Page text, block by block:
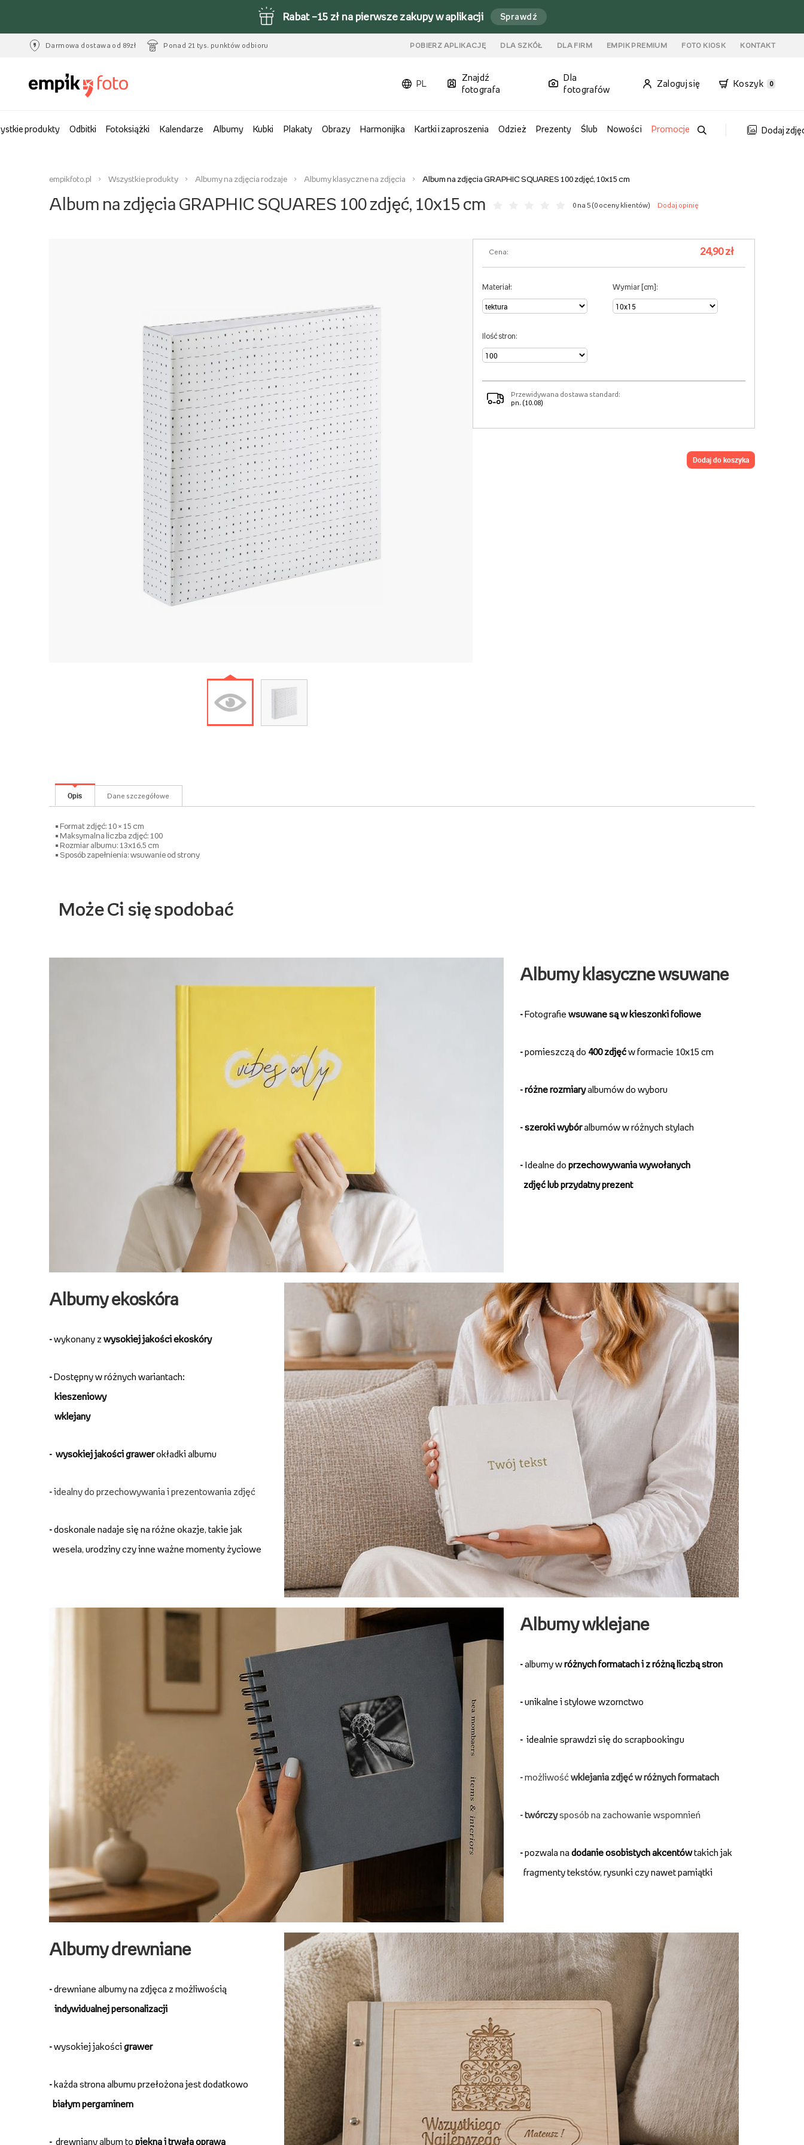
Rabat –15 zł na pierwsze zakupy w aplikacji Sprawdź
Darmowa dostawa od 89zł Ponad 21 tys. punktów odbioru POBIERZ APLIKACJĘ DLA SZKÓŁ DLA FIRM EMPIK PREMIUM FOTO KIOSK KONTAKT
PL
Znajdź
fotografa
Dla
fotografów
Zaloguj się Koszyk 0
produkty Odbitki Fotoksiążki Kalendarze Albumy Kubki Plakaty Obrazy Harmonijka Kartki i zaproszenia Odzież Prezenty Ślub Nowości Promocje Dodaj
empikfoto.pl Wszystkie produkty Albumy na zdjęcia rodzaje Albumy klasyczne na zdjęcia Album na zdjęcia GRAPHIC SQUARES 100 zdjęć, 10x15 cm
Album na zdjęcia GRAPHIC SQUARES 100 zdjęć, 10x15 cm 0 na 5 (0 oceny klientów) Dodaj opinię
Cena: 24,90 zł
Materiał: Wymiar [cm]:
Ilość stron:
Przewidywana dostawa standard:
pn. (10.08)
dodaj do koszyka
Opis Dane szczegółowe
• Format zdjęć: 10 × 15 cm
• Maksymalna liczba zdjęć: 100
• Rozmiar albumu: 13x16,5 cm
• Sposób zapełnienia: wsuwanie od strony
Może Ci się spodobać
Albumy klasyczne wsuwane
-Fotografie wsuwane są w kieszonki foliowe
-pomieszczą do 400 zdjęćw formacie 10x15 cm
- różne rozmiaryalbumów do wyboru
- szeroki wybóralbumów w różnych stylach
-Idealne do przechowywania wywołanych
zdjęć lub przydatny prezent
Albumy ekoskóra
-wykonany z wysokiej jakości ekoskóry
-Dostępny w różnych wariantach:
kieszeniowy
wklejany
- wysokiej jakości grawerokładki albumu
-idealny do przechowywania i prezentowania zdjęć
-doskonale nadaje się na różne okazje, takie jak
wesela, urodziny czy inne ważne momenty życiowe
Albumy wklejane
-albumy wróżnych formatach i z różną liczbą stron
-unikalne i stylowe wzornctwo
- idealnie sprawdzi się do scrapbookingu
-możliwośćwklejania zdjęć w różnych formatach
- twórczysposób na zachowanie wspomnień
-pozwala na dodanie osobistych akcentówtakich jak
fragmenty tekstów, rysunki czy nawet pamiątki
Albumy drewniane
-drewniane albumy na zdjęca z możliwością
indywidualnej personalizacji
-wysokiej jakości grawer
- każda strona albumu przełożona jest dodatkowo
białym pergaminem
- drewniany album to piękna i trwała oprawa